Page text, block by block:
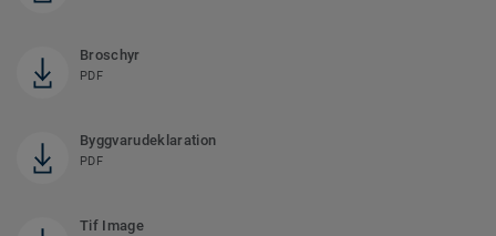
Broschyr
PDF
Byggvarudeklaration
PDF
Tif Image